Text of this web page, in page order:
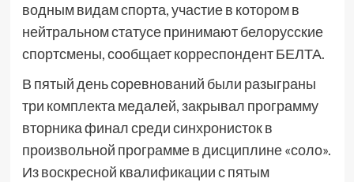
водным видам спорта, участие в котором в
нейтральном статусе принимают белорусские
спортсмены, сообщает корреспондент БЕЛТА.
В пятый день соревнований были разыграны
три комплекта медалей, закрывал программу
вторника финал среди синхронисток в
произвольной программе в дисциплине «соло».
Из воскресной квалификации с пятым